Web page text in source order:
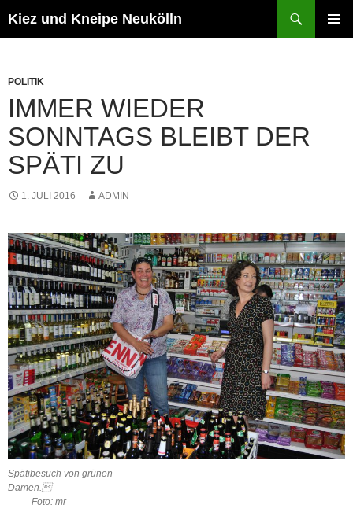
Inhalt
Kiez und Kneipe Neukölln
POLITIK
IMMER WIEDER
SONNTAGS BLEIBT DER
SPÄTI ZU
1. JULI 2016 ADMIN
Spätibesuch von grünen
Damen.
Foto: mr